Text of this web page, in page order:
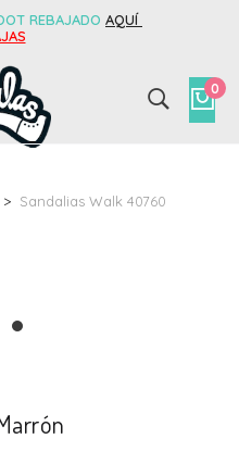
REBAJADO AQUÍ
0
Sandalias Walk 40760